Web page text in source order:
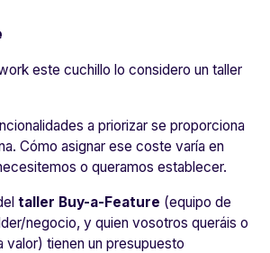
este cuchillo lo considero un taller
a priorizar se proporciona
Cómo asignar ese coste varía en
o queramos establecer.
taller Buy-a-Feature (equipo de
negocio, y quien vosotros queráis o
valor) tienen un presupuesto